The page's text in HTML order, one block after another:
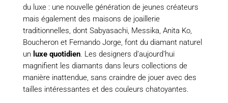
du luxe : une nouvelle génération de jeunes créateurs
mais également des maisons de joaillerie
traditionnelles, dont Sabyasachi, Messika, Anita Ko,
Boucheron et Fernando Jorge, font du diamant naturel
un luxe quotidien. Les designers d’aujourd’hui
magnifient les diamants dans leurs collections de
manière inattendue, sans craindre de jouer avec des
tailles intéressantes et des couleurs chatoyantes.